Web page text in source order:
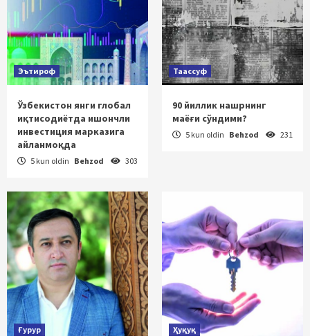
Эътироф
Ўзбекистон янги глобал
иқтисодиётда ишончли
инвестиция марказига
айланмоқда
5 kun oldin Behzod 303
Таассуф
90 йиллик нашрнинг
маёғи сўндими?
5 kun oldin Behzod 231
Ғурур Ҳуқуқ